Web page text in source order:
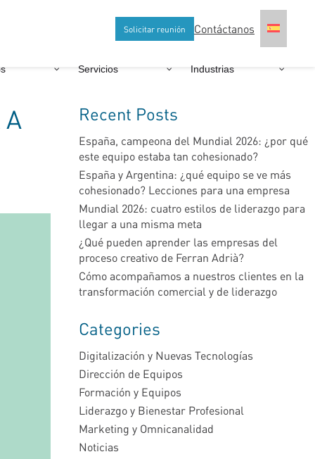
Solicitar reunión Contáctanos
Servicios Industrias
A
Recent Posts
España, campeona del Mundial 2026: ¿por qué
este equipo estaba tan cohesionado?
España y Argentina: ¿qué equipo se ve más
cohesionado? Lecciones para una empresa
Mundial 2026: cuatro estilos de liderazgo para
llegar a una misma meta
¿Qué pueden aprender las empresas del
proceso creativo de Ferran Adrià?
Cómo acompañamos a nuestros clientes en la
transformación comercial y de liderazgo
Categories
Digitalización y Nuevas Tecnologías
Dirección de Equipos
Formación y Equipos
Liderazgo y Bienestar Profesional
Marketing y Omnicanalidad
Noticias